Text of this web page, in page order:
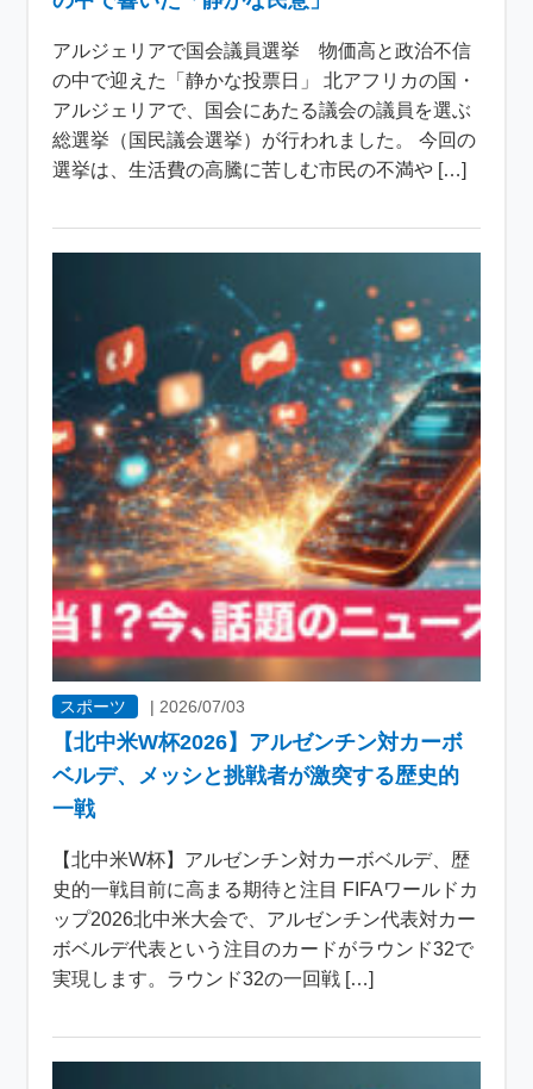
アルジェリアで国会議員選挙 物価高と政治不信
の中で迎えた「静かな投票日」 北アフリカの国・
アルジェリアで、国会にあたる議会の議員を選ぶ
総選挙（国民議会選挙）が行われました。 今回の
選挙は、生活費の高騰に苦しむ市民の不満や […]
スポーツ | 2026/07/03
【北中米W杯2026】アルゼンチン対カーボ
ベルデ、メッシと挑戦者が激突する歴史的
一戦
【北中米W杯】アルゼンチン対カーボベルデ、歴
史的一戦目前に高まる期待と注目 FIFAワールドカ
ップ2026北中米大会で、アルゼンチン代表対カー
ボベルデ代表という注目のカードがラウンド32で
実現します。ラウンド32の一回戦 […]